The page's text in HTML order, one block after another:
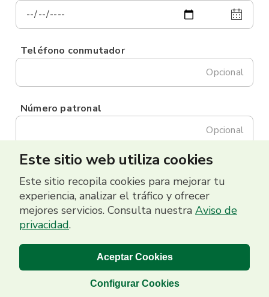
Teléfono conmutador
Opcional
Número patronal
Opcional
Banco Promerica 2026 | Grupo Promerica
Este sitio web utiliza cookies
Este sitio recopila cookies para mejorar tu
experiencia, analizar el tráfico y ofrecer
mejores servicios. Consulta nuestra Aviso de
privacidad.
Aceptar Cookies
Configurar Cookies